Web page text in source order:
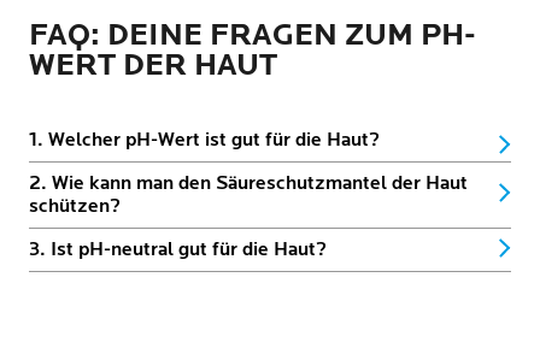
FAQ: DEINE FRAGEN ZUM PH-
WERT DER HAUT
1. Welcher pH-Wert ist gut für die Haut?
2. Wie kann man den Säureschutzmantel der Haut
schützen?
3. Ist pH-neutral gut für die Haut?